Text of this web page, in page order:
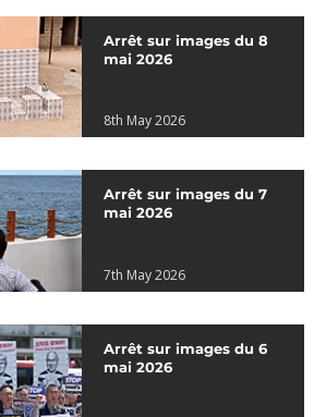
Arrêt sur images du 8
mai 2026
8th May 2026
Arrêt sur images du 7
mai 2026
7th May 2026
Arrêt sur images du 6
mai 2026